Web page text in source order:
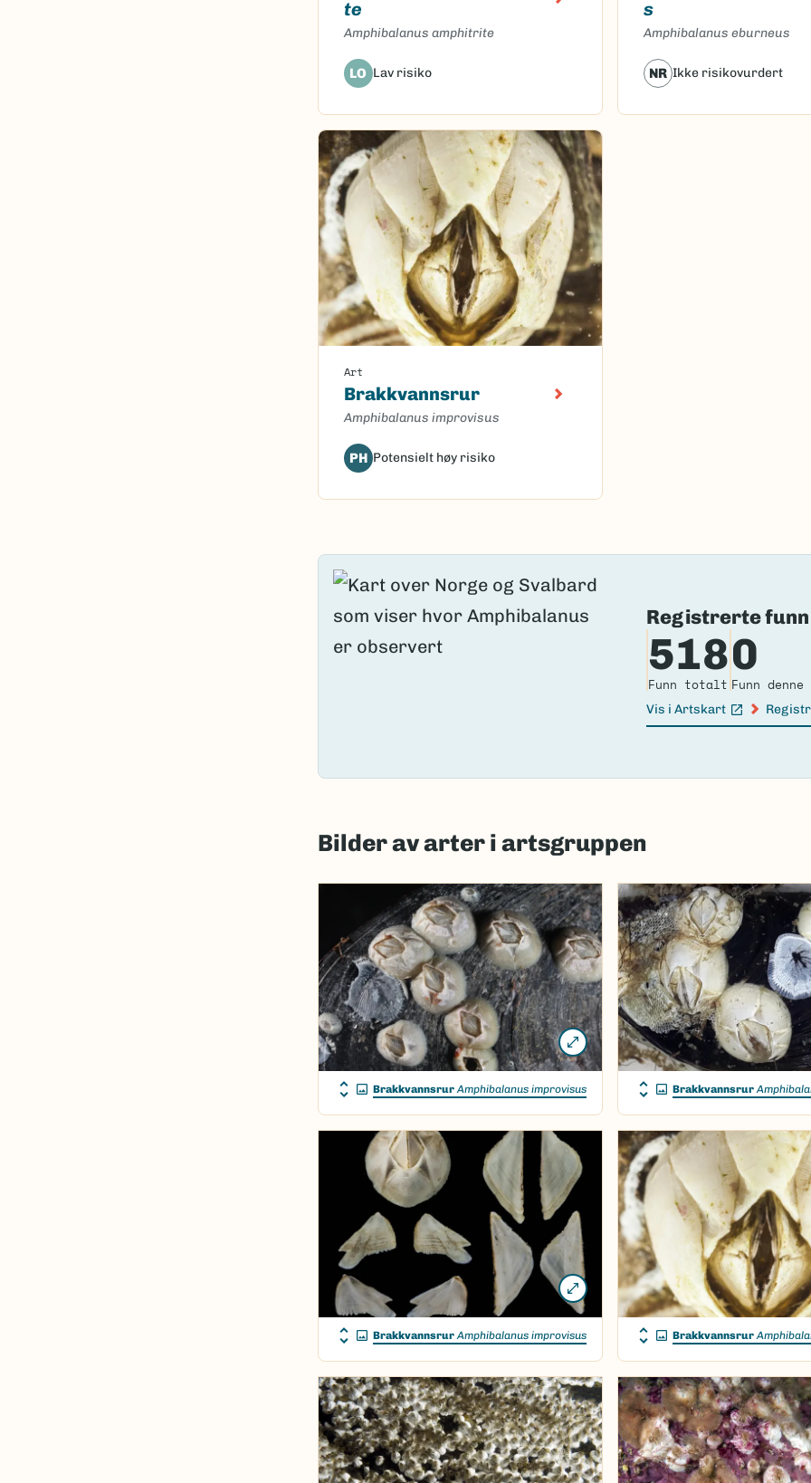
te
Amphibalanus amphitrite
LO Lav risiko
s
Amphibalanus eburneus
NR Ikke risikovurdert
Art
Brakkvannsrur
Amphibalanus improvisus
PH Potensielt høy risiko
Registrerte funn
518
Funn totalt
0
Funn denne
Vis i Artskart
(Ekstern lenke)
Bilder av arter i artsgruppen
Brakkvannsrur Amphibalanus improvisus Brakkvannsrur
Brakkvannsrur Amphibalanus improvisus Brakkvannsrur